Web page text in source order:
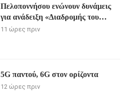
Πελοποννήσου ενώνουν δυνάμεις
για ανάδειξη «Διαδρομής του
Ηρακλή»
11 ώρες πριν
5G παντού, 6G στον ορίζοντα
12 ώρες πριν